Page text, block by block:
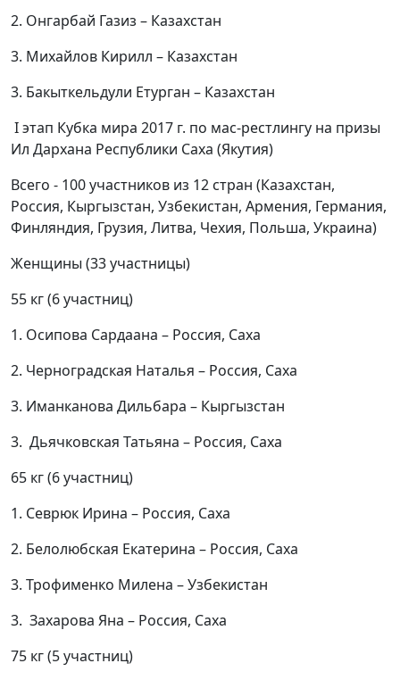
2. Онгарбай Газиз – Казахстан
3. Михайлов Кирилл – Казахстан
3. Бакыткельдули Етурган – Казахстан
I этап Кубка мира 2017 г. по мас-рестлингу на призы
Ил Дархана Республики Саха (Якутия)
Всего - 100 участников из 12 стран (Казахстан,
Россия, Кыргызстан, Узбекистан, Армения, Германия,
Финляндия, Грузия, Литва, Чехия, Польша, Украина)
Женщины (33 участницы)
55 кг (6 участниц)
1. Осипова Сардаана – Россия, Саха
2. Черноградская Наталья – Россия, Саха
3. Иманканова Дильбара – Кыргызстан
3. Дьячковская Татьяна – Россия, Саха
65 кг (6 участниц)
1. Севрюк Ирина – Россия, Саха
2. Белолюбская Екатерина – Россия, Саха
3. Трофименко Милена – Узбекистан
3. Захарова Яна – Россия, Саха
75 кг (5 участниц)